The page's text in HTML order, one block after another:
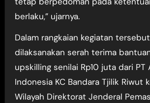
berlaku,” ujarnya.
Dalam rangkaian kegiatan
dilaksanakan serah terima
upskilling senilai Rp10 juta dari PT
Indonesia KC Bandara Tjilik Riwut
Wilayah Direktorat Jenderal